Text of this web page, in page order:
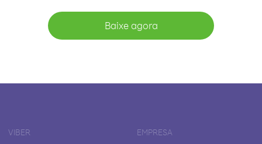
Baixe agora
VIBER EMPRESA